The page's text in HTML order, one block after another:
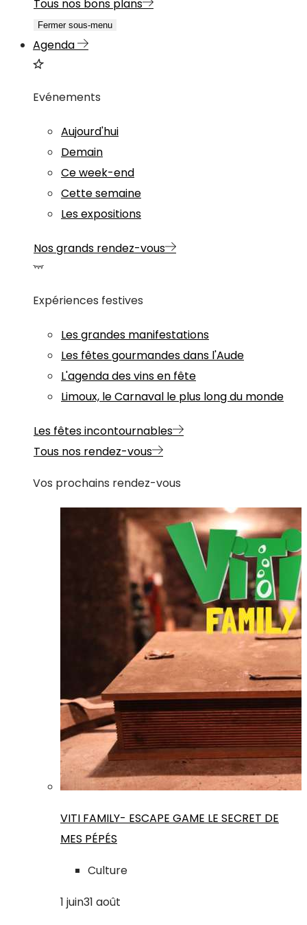
Tous nos bons plans
Fermer sous-menu
Agenda
Evénements
Aujourd'hui
Demain
Ce week-end
Cette semaine
Les expositions
Nos grands rendez-vous
Expériences festives
Les grandes manifestations
Les fêtes gourmandes dans l'Aude
L'agenda des vins en fête
Limoux, le Carnaval le plus long du monde
Les fêtes incontournables
Tous nos rendez-vous
Vos prochains rendez-vous
VITI FAMILY- ESCAPE GAME LE SECRET DE
MES PÉPÉS
Culture
1 juin31 août